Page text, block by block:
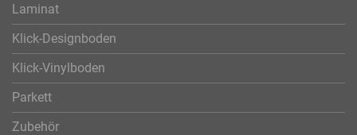
Laminat
Klick-Designboden
Klick-Vinylboden
Parkett
Zubehör